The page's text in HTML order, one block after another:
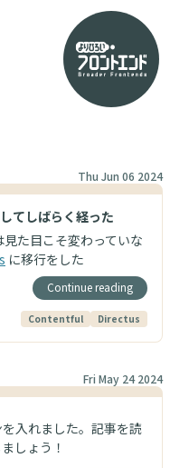
Thu Jun 06 2024
てしばらく経った
見た目こそ変わっていな
に移行をした
Continue reading
Contentful Directus
Fri May 24 2024
入れました。記事を読
しょう！